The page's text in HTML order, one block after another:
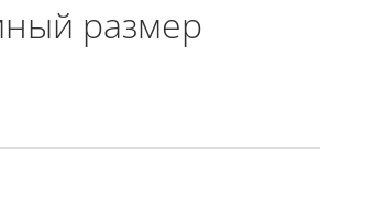
размер